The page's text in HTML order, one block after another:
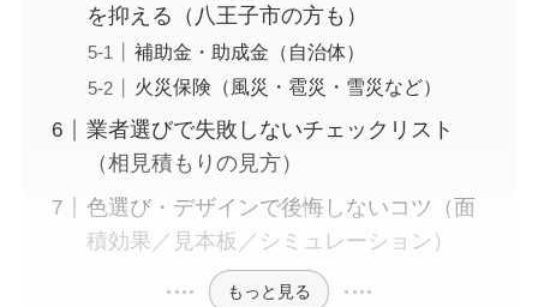
を抑える（八王子市の方も）
補助金・助成金（自治体）
火災保険（風災・雹災・雪災など）
業者選びで失敗しないチェックリスト
（相見積もりの見方）
色選び・デザインで後悔しないコツ（面
積効果／見本板／シミュレーション）
もっと見る